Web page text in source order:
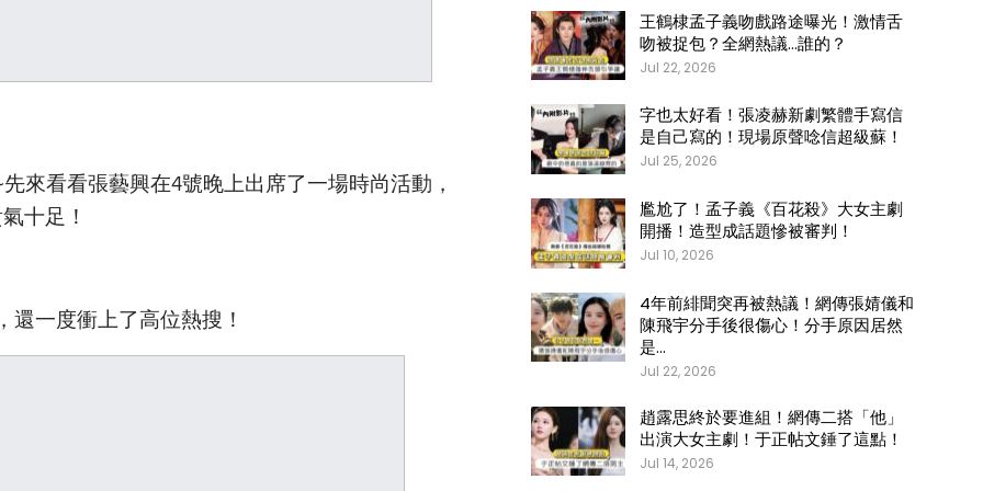
來看看張藝興在4號晚上出席了一場時尚活動，
十足！
一度衝上了高位熱搜！
王鶴棣孟子義吻戲路途曝光！激情舌
吻被捉包？全網熱議…誰的？
Jul 22, 2026
字也太好看！張凌赫新劇繁體手寫信
是自己寫的！現場原聲唸信超級蘇！
Jul 25, 2026
尷尬了！孟子義《百花殺》大女主劇
開播！造型成話題慘被審判！
Jul 10, 2026
4年前緋聞突再被熱議！網傳張婧儀和
陳飛宇分手後很傷心！分手原因居然
是…
Jul 22, 2026
趙露思終於要進組！網傳二搭「他」
出演大女主劇！于正帖文錘了這點！
Jul 14, 2026